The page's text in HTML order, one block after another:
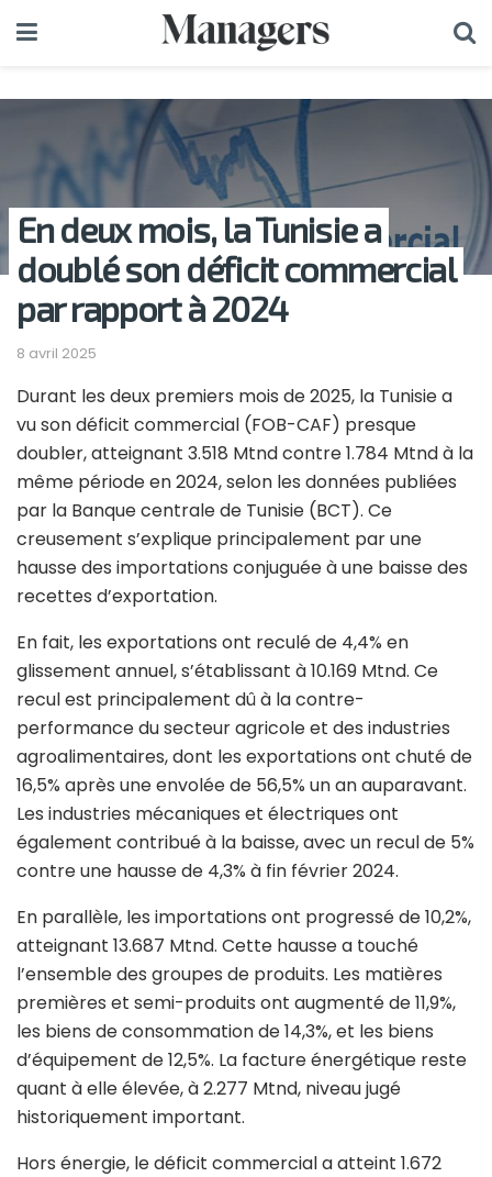
En deux mois, la Tunisie a
doublé son déficit commercial
par rapport à 2024
8 avril 2025
Durant les deux premiers mois de 2025, la Tunisie a
vu son déficit commercial (FOB-CAF) presque
doubler, atteignant 3.518 Mtnd contre 1.784 Mtnd à la
même période en 2024, selon les données publiées
par la Banque centrale de Tunisie (BCT). Ce
creusement s’explique principalement par une
hausse des importations conjuguée à une baisse des
recettes d’exportation.
En fait, les exportations ont reculé de 4,4% en
glissement annuel, s’établissant à 10.169 Mtnd. Ce
recul est principalement dû à la contre-
performance du secteur agricole et des industries
agroalimentaires, dont les exportations ont chuté de
16,5% après une envolée de 56,5% un an auparavant.
Les industries mécaniques et électriques ont
également contribué à la baisse, avec un recul de 5%
contre une hausse de 4,3% à fin février 2024.
En parallèle, les importations ont progressé de 10,2%,
atteignant 13.687 Mtnd. Cette hausse a touché
l’ensemble des groupes de produits. Les matières
premières et semi-produits ont augmenté de 11,9%,
les biens de consommation de 14,3%, et les biens
d’équipement de 12,5%. La facture énergétique reste
quant à elle élevée, à 2.277 Mtnd, niveau jugé
historiquement important.
Hors énergie, le déficit commercial a atteint 1.672